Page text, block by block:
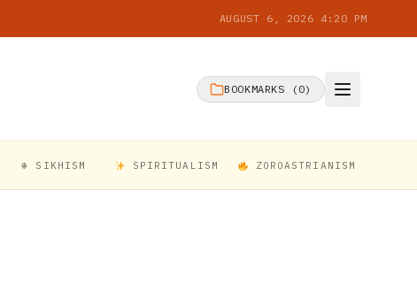
AUGUST 6, 2026 4:20 PM
BOOKMARKS ( 0)
☬ SIKHISM SPIRITUALISM ZOROASTRIANISM